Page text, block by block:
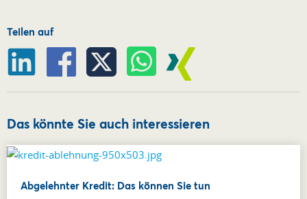
Teilen auf
Das könnte Sie auch interessieren
Abgelehnter Kredit: Das können Sie tun